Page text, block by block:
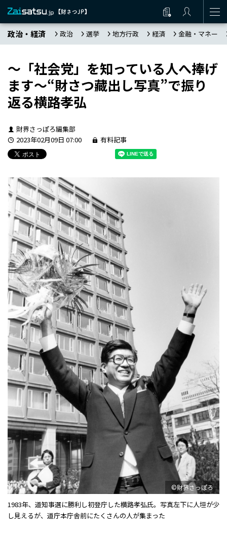
政治・経済 政治 選挙 地方行政 経済 金融・マネー
～「社会党」を知っている人へ捧げ
ます～“財さつ藏出し写真”で振り
返る横路孝弘
財界さっぽろ編集部
2023年02月09日 07:00
有料記事
©財界さっぽろ
1983年、道知事選に勝利し初登庁した横路孝弘氏。写真左下に人垣が少
し見えるが、道庁本庁舎前にたくさんの人が集まった